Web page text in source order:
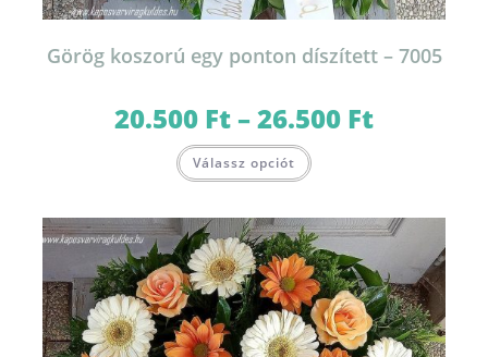
Görög koszorú egy ponton díszített – 7005
20.500 Ft–26.500 Ft20.500 Ft
Válassz opciót a
van.
A
változatok
a
termékoldalon
választhatók
ki